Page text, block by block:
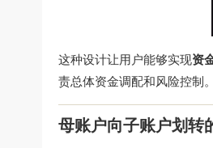
这种设计让用户能够实现资
责总体资金调配和风险控制。
母账户向子账户划